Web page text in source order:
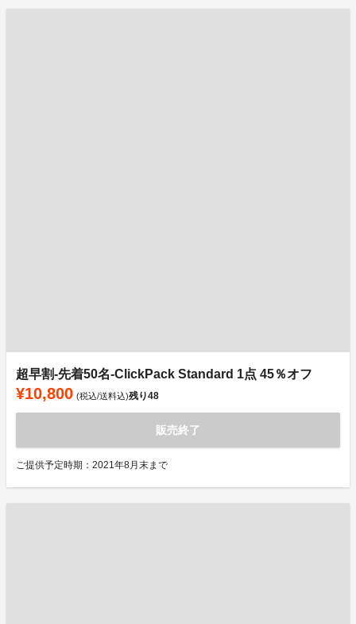
超早割-先着50名-ClickPack Standard 1点 45％オフ
¥10,800 (税込/送料込)残り48
販売終了
ご提供予定時期：2021年8月末まで